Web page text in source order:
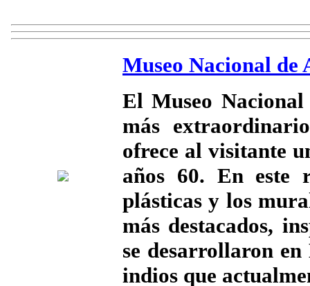
Museo Nacional de
El Museo
más
ofrece al visitante
años 60. En este
plásticas y los
más destacados,
se desarrollaron en
indios que